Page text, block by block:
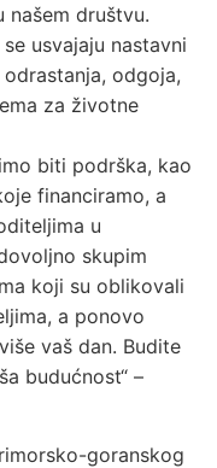
našem društvu.
usvajaju nastavni
odgoja,
za životne
biti podrška, kao
financiramo, a
u
skupim
koji su oblikovali
a ponovo
vaš dan. Budite
budućnost“ –
goranskog